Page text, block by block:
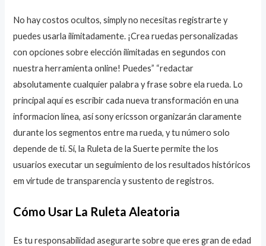
No hay costos ocultos, simply no necesitas registrarte y
puedes usarla ilimitadamente. ¡Crea ruedas personalizadas
con opciones sobre elección ilimitadas en segundos con
nuestra herramienta online! Puedes” “redactar
absolutamente cualquier palabra y frase sobre ela rueda. Lo
principal aquí es escribir cada nueva transformación en una
informacion línea, así sony ericsson organizarán claramente
durante los segmentos entre ma rueda, y tu número solo
depende de ti. Sí, la Ruleta de la Suerte permite the los
usuarios executar un seguimiento de los resultados históricos
em virtude de transparencia y sustento de registros.
Cómo Usar La Ruleta Aleatoria
Es tu responsabilidad asegurarte sobre que eres gran de edad